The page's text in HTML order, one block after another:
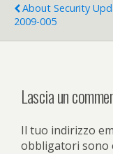
About Security
2009-005
Lascia un
Il tuo indirizzo
obbligatori sono